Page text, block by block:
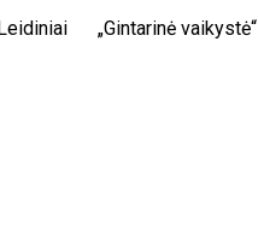
„Gintarinė vaikystė“